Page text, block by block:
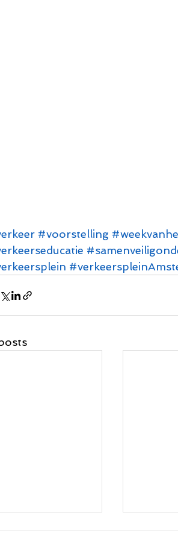
#voorstelling